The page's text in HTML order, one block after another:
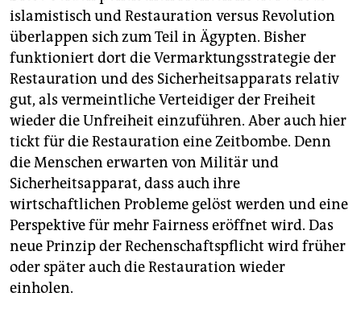
islamistisch und Restauration versus Revolution
überlappen sich zum Teil in Ägypten. Bisher
funktioniert dort die Vermarktungsstrategie der
Restauration und des Sicherheitsapparats relativ
gut, als vermeintliche Verteidiger der Freiheit
wieder die Unfreiheit einzuführen. Aber auch hier
tickt für die Restauration eine Zeitbombe. Denn
die Menschen erwarten von Militär und
Sicherheitsapparat, dass auch ihre
wirtschaftlichen Probleme gelöst werden und eine
Perspektive für mehr Fairness eröffnet wird. Das
neue Prinzip der Rechenschaftspflicht wird früher
oder später auch die Restauration wieder
einholen.